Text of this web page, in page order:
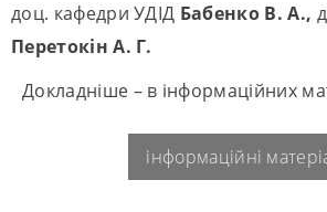
доц. кафедри УДІД Бабенко В. А.,
Перетокін А. Г.
Докладніше – в інформаційних
інформаційні